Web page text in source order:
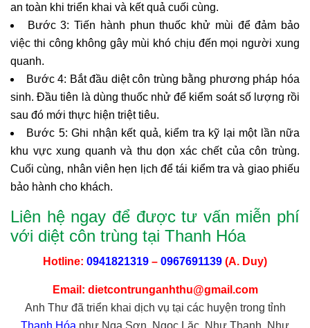
an toàn khi triển khai và kết quả cuối cùng.
Bước 3: Tiến hành phun thuốc khử mùi để đảm bảo
việc thi công không gây mùi khó chịu đến mọi người xung
quanh.
Bước 4: Bắt đầu diệt côn trùng bằng phương pháp hóa
sinh. Đầu tiên là dùng thuốc nhử để kiểm soát số lượng rồi
sau đó mới thực hiện triệt tiêu.
Bước 5: Ghi nhận kết quả, kiểm tra kỹ lại một lần nữa
khu vực xung quanh và thu dọn xác chết của côn trùng.
Cuối cùng, nhân viên hẹn lịch để tái kiểm tra và giao phiếu
bảo hành cho khách.
Liên hệ ngay để được tư vấn miễn phí
với diệt côn trùng tại Thanh Hóa
Hotline: 0941821319 – 0967691139 (A. Duy)
Email: dietcontrunganhthu@gmail.com
Anh Thư đã triển khai dịch vụ tại các huyện trong tỉnh
Thanh Hóa như Nga Sơn, Ngọc Lặc, Như Thanh, Như